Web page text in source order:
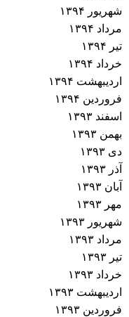
شهریور ۱۳۹۴
مرداد ۱۳۹۴
تیر ۱۳۹۴
خرداد ۱۳۹۴
اردیبهشت ۱۳۹۴
فروردین ۱۳۹۴
اسفند ۱۳۹۳
بهمن ۱۳۹۳
دی ۱۳۹۳
آذر ۱۳۹۳
آبان ۱۳۹۳
مهر ۱۳۹۳
شهریور ۱۳۹۳
مرداد ۱۳۹۳
تیر ۱۳۹۳
خرداد ۱۳۹۳
اردیبهشت ۱۳۹۳
فروردین ۱۳۹۳